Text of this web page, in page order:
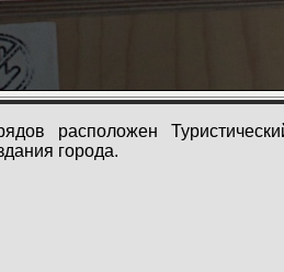
расположен
города.